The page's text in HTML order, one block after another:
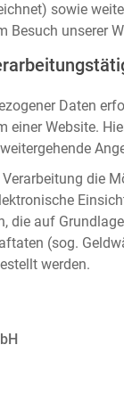
sowie
Besuch unserer
Daten
einer Website.
die
die auf
(sog.
werden.